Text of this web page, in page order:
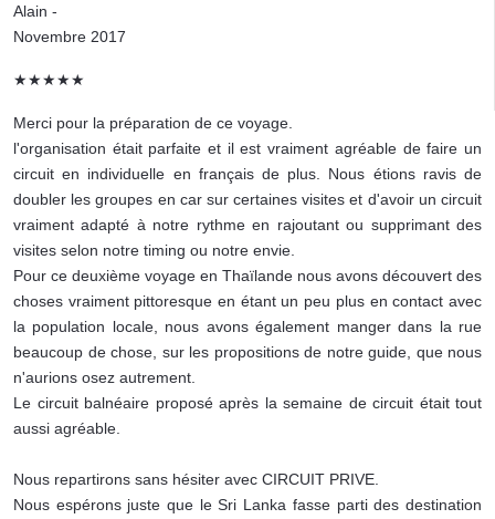
Alain -
Novembre 2017
★★★★★
Merci pour la préparation de ce voyage.
l'organisation était parfaite et il est vraiment agréable de faire un
circuit en individuelle en français de plus. Nous étions ravis de
doubler les groupes en car sur certaines visites et d'avoir un circuit
vraiment adapté à notre rythme en rajoutant ou supprimant des
visites selon notre timing ou notre envie.
Pour ce deuxième voyage en Thaïlande nous avons découvert des
choses vraiment pittoresque en étant un peu plus en contact avec
la population locale, nous avons également manger dans la rue
beaucoup de chose, sur les propositions de notre guide, que nous
n'aurions osez autrement.
Le circuit balnéaire proposé après la semaine de circuit était tout
aussi agréable.
Nous repartirons sans hésiter avec CIRCUIT PRIVE.
Nous espérons juste que le Sri Lanka fasse parti des destination